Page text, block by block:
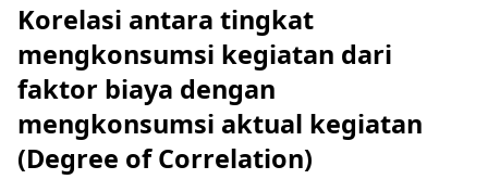
Korelasi antara tingkat
mengkonsumsi kegiatan dari
faktor biaya dengan
mengkonsumsi aktual kegiatan
(Degree of Correlation)